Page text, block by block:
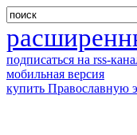
подписаться на rss-
мобильная версия
купить Православную